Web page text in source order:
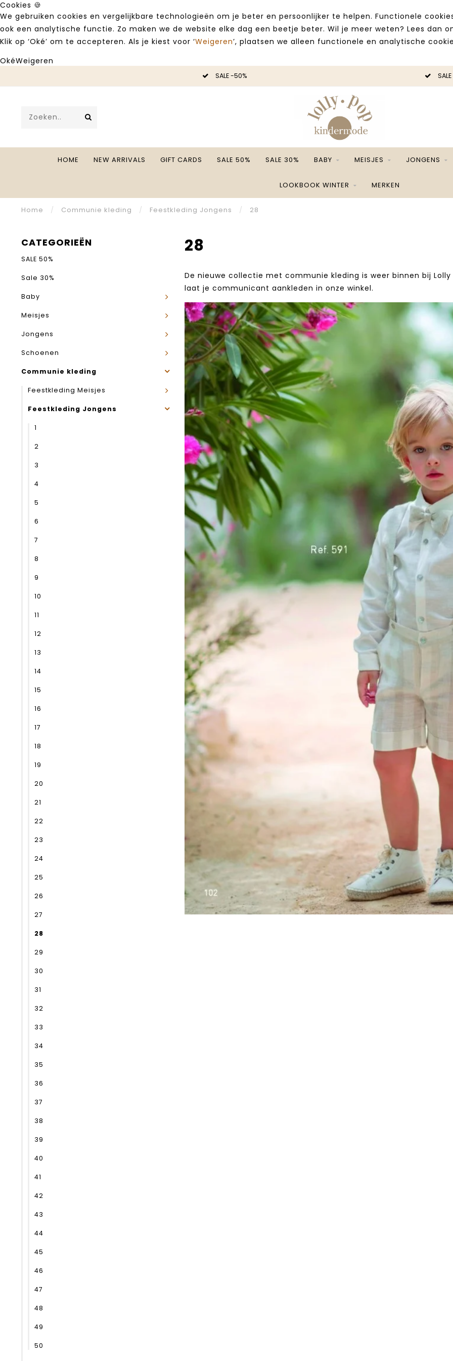
Cookies 🍪
We gebruiken cookies en vergelijkbare technologieën om je beter en persoonlijker te helpen. Functionele
ook een analytische functie. Zo maken we de website elke dag een beetje beter. Wil je meer weten? Lees dan
Klik op ‘Oké’ om te accepteren. Als je kiest voor ‘Weigeren’, plaatsen we alleen functionele en analytische
OkéWeigeren
SALE -50%
HOME NEW ARRIVALS GIFT CARDS SALE 50% SALE 30% BABY MEISJES JONGENS
LOOKBOOK WINTER MERKEN
Home / Communie kleding / Feestkleding Jongens / 28
CATEGORIEËN
SALE 50%
Sale 30%
Baby
Meisjes
Jongens
Schoenen
Communie kleding
Feestkleding Meisjes
Feestkleding Jongens
1
2
3
4
5
6
7
8
9
10
11
12
13
14
15
16
17
18
19
20
21
22
23
24
25
26
27
28
29
30
31
32
33
34
35
36
37
38
39
40
41
42
43
44
45
46
47
48
49
50
28
De nieuwe collectie met communie kleding is weer binnen bij Lolly
laat je communicant aankleden in onze winkel.